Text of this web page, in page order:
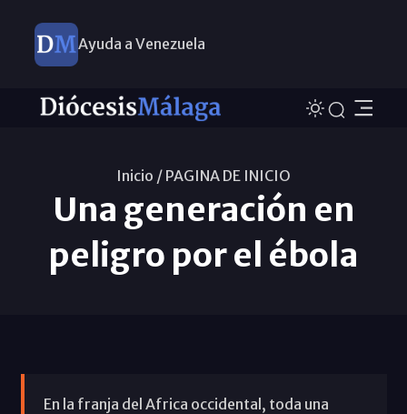
Ayuda a Venezuela
Inicio / PAGINA DE INICIO
Una generación en
peligro por el ébola
En la franja del Africa occidental, toda una